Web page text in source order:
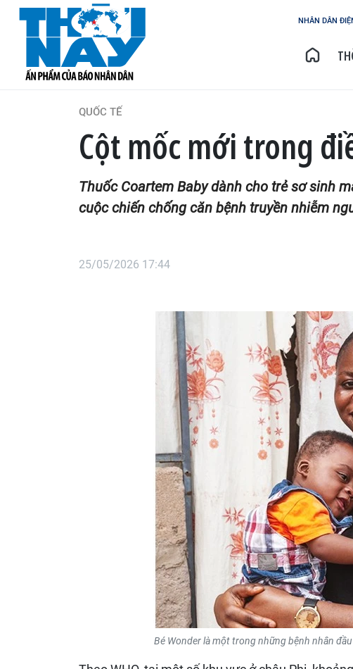
NHÂN DÂN
QUỐC TẾ
Cột mốc mới trong
Thuốc Coartem Baby dành cho trẻ sơ sinh
cuộc chiến chống căn bệnh truyền nhiễm
25/05/2026 17:44
Bé Wonder là một trong những bệnh nhân